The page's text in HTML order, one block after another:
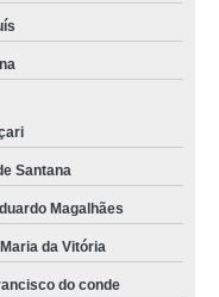
Santana
Magalhães
da Vitória
do conde